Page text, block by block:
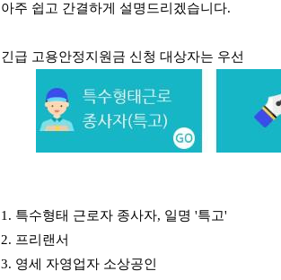
아주 쉽고 간결하게 설명드리겠습니다.
긴급 고용안정지원금 신청 대상자는 우선
1. 특수형태 근로자 종사자, 일명 '특고'
2. 프리랜서
3. 영세 자영업자 소상공인